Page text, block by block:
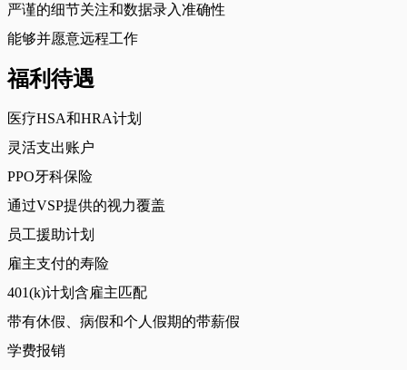
严谨的细节关注和数据录入准确性
能够并愿意远程工作
福利待遇
医疗HSA和HRA计划
灵活支出账户
PPO牙科保险
通过VSP提供的视力覆盖
员工援助计划
雇主支付的寿险
401(k)计划含雇主匹配
带有休假、病假和个人假期的带薪假
学费报销